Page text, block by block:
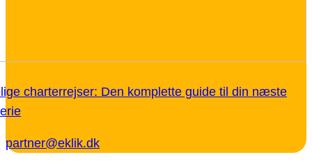
charterrejser: Den komplette guide til din næste
partner@eklik.dk